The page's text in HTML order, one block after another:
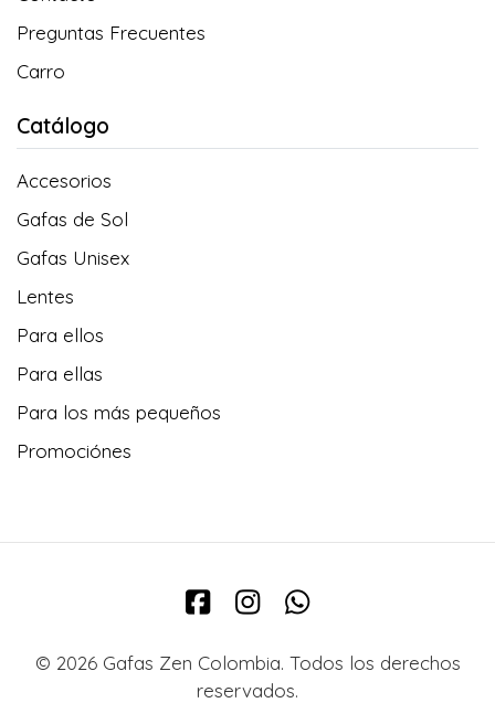
Preguntas Frecuentes
Carro
Catálogo
Accesorios
Gafas de Sol
Gafas Unisex
Lentes
Para ellos
Para ellas
Para los más pequeños
Promociónes
© 2026 Gafas Zen Colombia. Todos los derechos
reservados.